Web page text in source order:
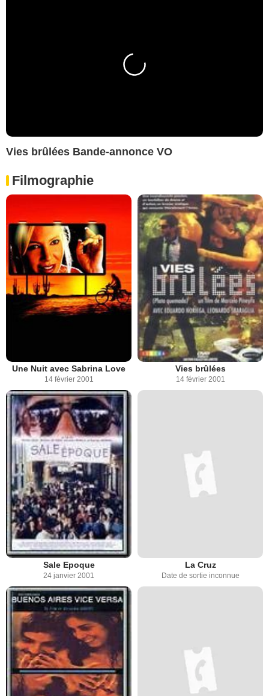
Vies brûlées Bande-annonce VO
Filmographie
Une Nuit avec Sabrina Love
14 février 2001
Vies brûlées
14 février 2001
Sale Epoque
24 janvier 2001
La Cruz
Date de sortie inconnue